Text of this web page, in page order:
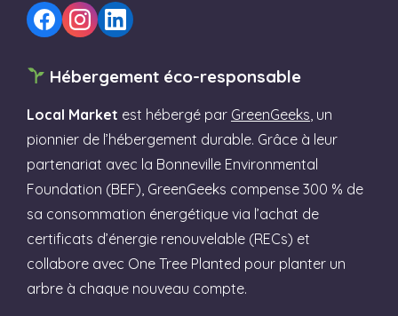
Hébergement éco-responsable
Local Market est hébergé par GreenGeeks , un
pionnier de l’hébergement durable. Grâce à leur
partenariat avec la Bonneville Environmental
Foundation (BEF), GreenGeeks compense 300 % de
sa consommation énergétique via l’achat de
certificats d’énergie renouvelable (RECs) et
collabore avec One Tree Planted pour planter un
arbre à chaque nouveau compte.